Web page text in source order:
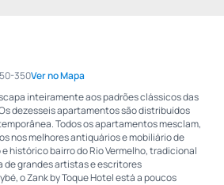
350Ver no Mapa
inteiramente aos padrões clássicos das
dezesseis apartamentos são distribuídos
Todos os apartamentos mesclam,
nos melhores antiquários e mobiliário de
histórico bairro do Rio Vermelho, tradicional
de grandes artistas e escritores
o Zank by Toque Hotel está a poucos